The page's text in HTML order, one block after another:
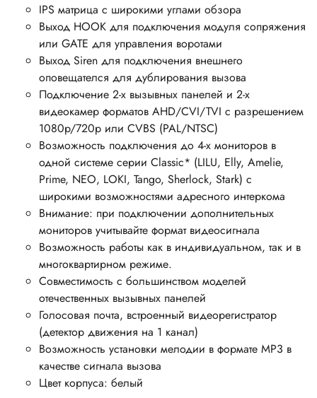
IPS матрица с широкими углами обзора
Выход HOOK для подключения модуля сопряжения
или GATE для управления воротами
Выход Siren для подключения внешнего
оповещателся для дублирования вызова
Подключение 2-х вызывных панелей и 2-х
видеокамер форматов AHD/CVI/TVI с разрешением
1080p/720p или CVBS (PAL/NTSC)
Возможность подключения до 4-х мониторов в
одной системе серии Classic* (LILU, Elly, Amelie,
Prime, NEO, LOKI, Tango, Sherlock, Stark) с
широкими возможностями адресного интеркома
Внимание: при подключении дополнительных
мониторов учитывайте формат видеосигнала
Возможность работы как в индивидуальном, так и в
многоквартирном режиме.
Совместимость с большинством моделей
отечественных вызывных панелей
Голосовая почта, встроенный видеорегистратор
(детектор движения на 1 канал)
Возможность установки мелодии в формате MP3 в
качестве сигнала вызова
Цвет корпуса: белый